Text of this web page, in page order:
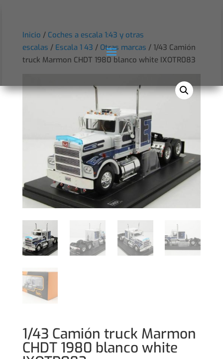
Inicio / Coches a escala 1:43 y otras
escalas / Escala 1 43 / Otras marcas / 1/43 Camión
truck Marmon CHDT 1980 blanco white IXOTR083
1/43 Camión truck Marmon
CHDT 1980 blanco white